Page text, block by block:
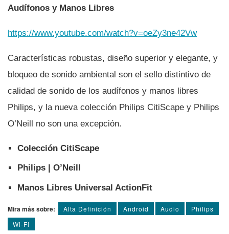
Audí­fonos y Manos Libres
https://www.youtube.com/watch?v=oeZy3ne42Vw
Caracterí­sticas robustas, diseño superior y elegante, y
bloqueo de sonido ambiental son el sello distintivo de
calidad de sonido de los audí­fonos y manos libres
Philips, y la nueva colección Philips CitiScape y Philips
O’Neill no son una excepción.
Colección CitiScape
Philips | O’Neill
Manos Libres Universal ActionFit
Mira más sobre: Alta Definición Android Audio
Philips
Wi-Fi